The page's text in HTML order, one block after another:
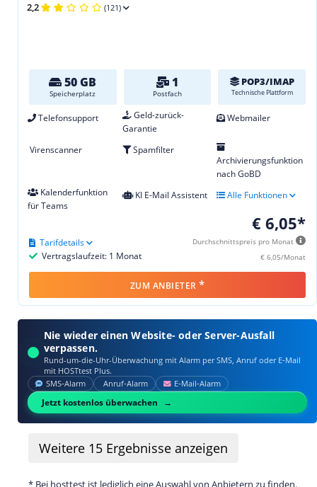
2,2 (121)
50 GB
Speicherplatz
1
Postfach
POP3/IMAP
Technische Plattform
Telefonsupport
Geld-zurück-
Garantie
Webmailer
Virenscanner
Spamfilter
Archivierungsfunktion
nach GoBD
Kalenderfunktion
für Teams
KI E-Mail Assistent Alle Funktionen
€ 6,05*
Durchschnittspreis pro Monat
€ 6,05/Monat
Vertragslaufzeit: 1 Monat
Tarifdetails
ZUM ANBIETER *
Nie wieder einen Website- oder Server-Ausfall
verpassen.
Rund-um-die-Uhr-Überwachung mit Alarm per SMS, Anruf oder E‑Mail
mit HOSTtest Plus.
SMS‑Alarm Anruf‑Alarm E‑Mail‑Alarm
Jetzt kostenlos überwachen
Weitere 15 Ergebnisse anzeigen
* Bei hosttest ist lediglich eine Auswahl von Anbietern zu finden.